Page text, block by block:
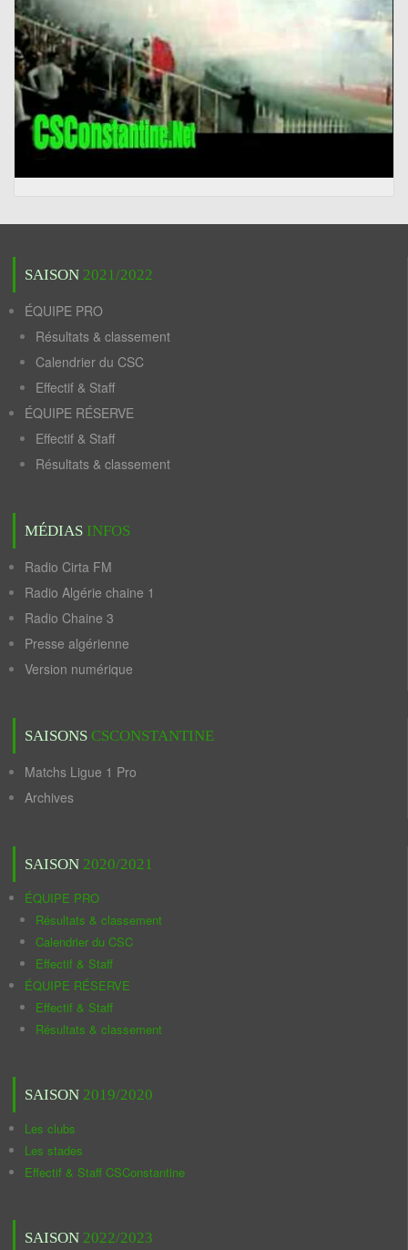
SAISON 2021/2022
ÉQUIPE PRO
Résultats & classement
Calendrier du CSC
Effectif & Staff
ÉQUIPE RÉSERVE
Effectif & Staff
Résultats & classement
MÉDIAS INFOS
Radio Cirta FM
Radio Algérie chaine 1
Radio Chaine 3
Presse algérienne
Version numérique
SAISONS CSCONSTANTINE
Matchs Ligue 1 Pro
Archives
SAISON 2020/2021
ÉQUIPE PRO
Résultats & classement
Calendrier du CSC
Effectif & Staff
ÉQUIPE RÉSERVE
Effectif & Staff
Résultats & classement
SAISON 2019/2020
Les clubs
Les stades
Effectif & Staff CSConstantine
SAISON 2022/2023